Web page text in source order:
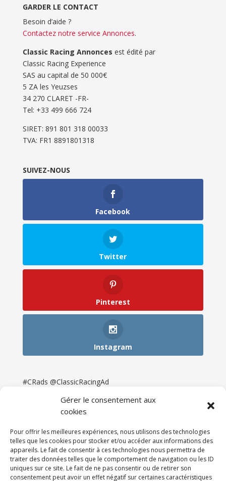
Gérer le consentement aux
cookies
Pour offrir les meilleures expériences, nous utilisons des technologies
telles que les cookies pour stocker et/ou accéder aux informations des
appareils. Le fait de consentir à ces technologies nous permettra de
traiter des données telles que le comportement de navigation ou les ID
uniques sur ce site. Le fait de ne pas consentir ou de retirer son
consentement peut avoir un effet négatif sur certaines caractéristiques
GARDER LE CONTACT
Besoin d’aide ?
Contactez notre service Annonces.
Classic Racing Annonces est édité par
Classic Racing Experience
SAS au capital de 50 000€
5 ZA les Yeuzses
34 270 CLARET -FR-
Tel: ‭+33 499 666 724‬
SIRET: 891 801 318 00033
TVA: FR1 8891801318
SUIVEZ-NOUS
Facebook
Twitter
Pinterest
Instagram
#CRads @ClassicRacingAd